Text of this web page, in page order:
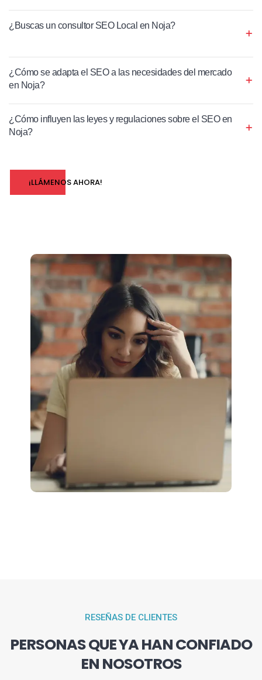
¿Buscas un consultor SEO Local en Noja?
¿Cómo se adapta el SEO a las necesidades del mercado
en Noja?
¿Cómo influyen las leyes y regulaciones sobre el SEO en
Noja?
¡LLÁMENOS AHORA!
RESEÑAS DE CLIENTES
PERSONAS QUE YA HAN CONFIADO
EN NOSOTROS